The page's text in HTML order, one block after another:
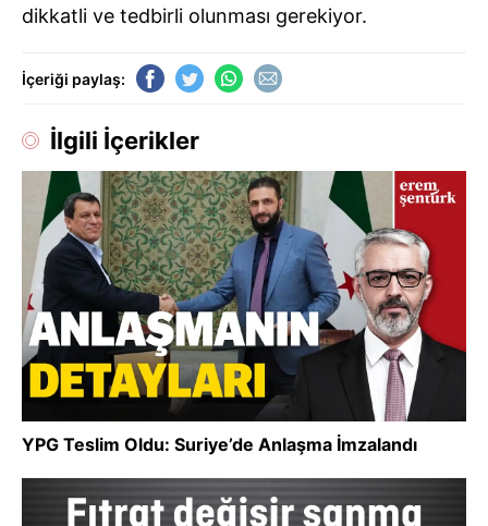
dikkatli ve tedbirli olunması gerekiyor.
İçeriği paylaş:
İlgili İçerikler
YPG Teslim Oldu: Suriye’de Anlaşma İmzalandı